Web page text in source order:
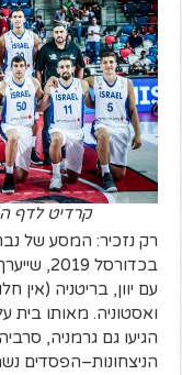
קרדיט לדף
רק נזכיר: המסע של
בכדורסל
עם יוון,בריטניה (אין
ואסטוניה. מאותו בית
הגיעו גם גרמניה, סרביה
הניצחונות–הפסדים